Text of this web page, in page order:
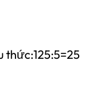
thức:125:5=25